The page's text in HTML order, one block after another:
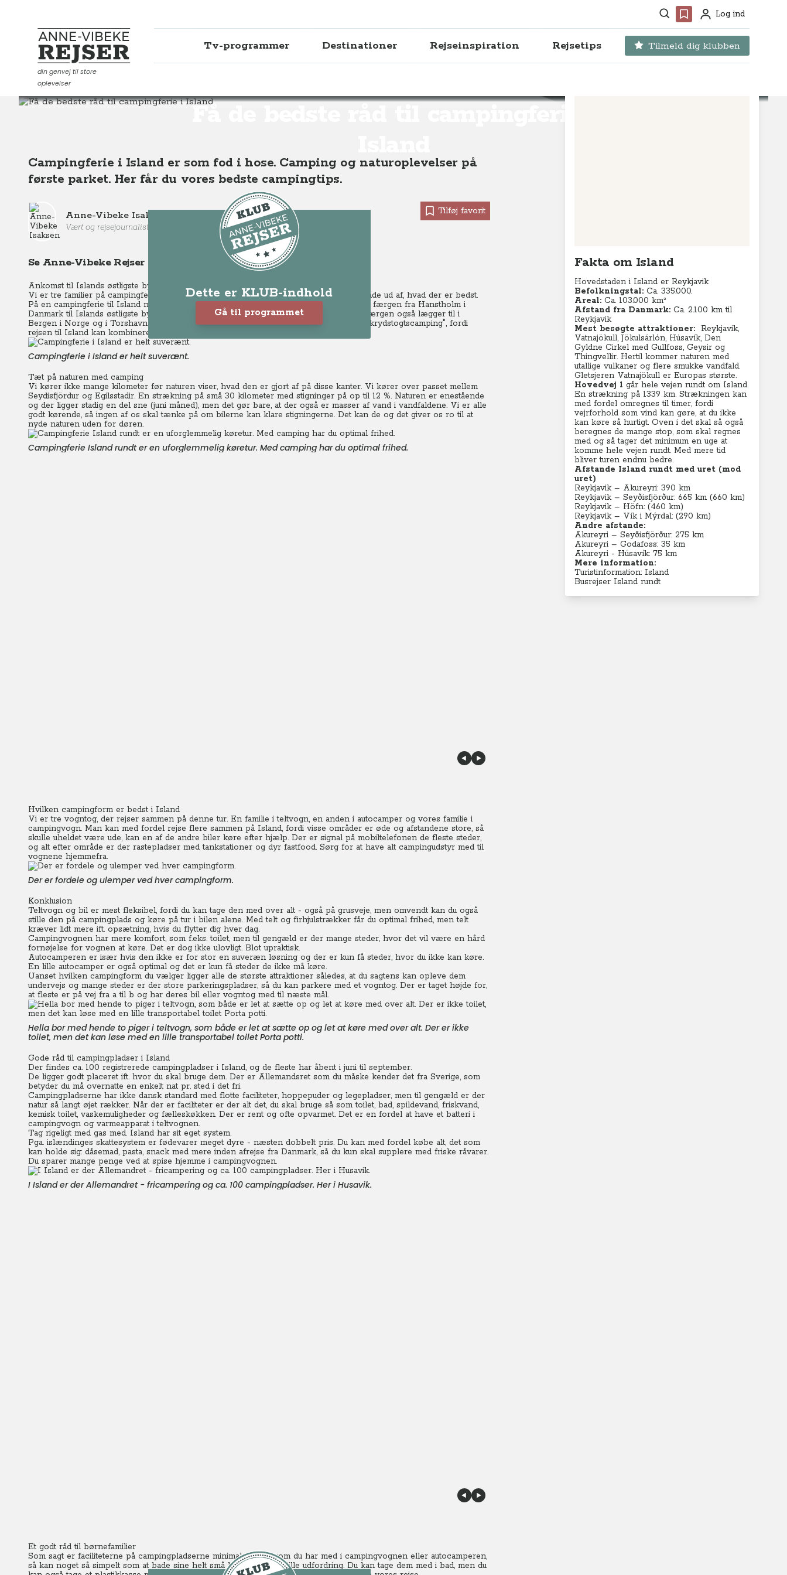
Søg Favoritter
ProfilLog ind
Anne-Vibeke Rejser
din genvej til store
oplevelser
Tv-programmer Destinationer Rejseinspiration Rejsetips Tilmeld dig klubben
Få de bedste råd til campingferie i
Destinationer
Campingferie i Island er som fod i hose. Camping og naturoplevelser på
første parket. Her får du vores bedste campingtips.
Anne-Vibeke Isaksen
Vært og rejsejournalist
Tilføj favorit
Se Anne-Vibeke Rejser – Island rundt
Dette er KLUB-indhold
Gå til programmet
Ankomst til Islands østligste by Seydisfjördur
Vi er tre familier på campingferie i Island og vi camperer på hver vores måde for at finde ud af, hvad der er bedst.
På en campingferie til Island når du at komme godt ned i tempo, før du ankommer med færgen fra Hanstholm i
Danmark til Islands østligste by Seydisfjördur. Det tager nemlig godt et par dage, fordi færgen også lægger til i
Bergen i Norge og i Torshavn på Færøerne. Man kan næsten kalde det kalde det for "krydstogtscamping", fordi
rejsen til Island kan kombineres med andre lande i det nordlige Atlanterhav.
Campingferie i Island er helt suverænt.
Tæt på naturen med camping
Vi kører ikke mange kilometer før naturen viser, hvad den er gjort af på disse kanter. Vi kører over passet mellem
Seydisfjördur og Egilsstadir. En strækning på små 30 kilometer med stigninger på op til 12 %. Naturen er enestående
og der ligger stadig en del sne (juni måned), men det gør bare, at der også er masser af vand i vandfaldene. Vi er alle
godt kørende, så ingen af os skal tænke på om bilerne kan klare stigningerne. Det kan de og det giver os ro til at
nyde naturen uden for døren.
Campingferie Island rundt er en uforglemmelig køretur. Med camping har du optimal frihed.
Hvilken campingform er bedst i Island
Vi er tre vogntog, der rejser sammen på denne tur. En familie i teltvogn, en anden i autocamper og vores familie i
campingvogn. Man kan med fordel rejse flere sammen på Island, fordi visse områder er øde og afstandene store, så
skulle uheldet være ude, kan en af de andre biler køre efter hjælp. Der er signal på mobiltelefonen de fleste steder,
og alt efter område er der rastepladser med tankstationer og dyr fastfood. Sørg for at have alt campingudstyr med til
vognene hjemmefra.
Der er fordele og ulemper ved hver campingform.
Konklusion
Teltvogn og bil er mest fleksibel, fordi du kan tage den med over alt - også på grusveje, men omvendt kan du også
stille den på campingplads og køre på tur i bilen alene. Med telt og firhjulstrækker får du optimal frihed, men telt
kræver lidt mere ift. opsætning, hvis du flytter dig hver dag.
Campingvognen har mere komfort, som f.eks. toilet, men til gengæld er der mange steder, hvor det vil være en hård
fornøjelse for vognen at køre. Det er dog ikke ulovligt. Blot upraktisk.
Autocamperen er især hvis den ikke er for stor en suveræn løsning og der er kun få steder, hvor du ikke kan køre.
En lille autocamper er også optimal og det er kun få steder de ikke må køre.
Uanset hvilken campingform du vælger ligger alle de største attraktioner således, at du sagtens kan opleve dem
undervejs og mange steder er der store parkeringspladser, så du kan parkere med et vogntog. Der er taget højde for,
at fleste er på vej fra a til b og har deres bil eller vogntog med til næste mål.
Hella bor med hende to piger i teltvogn, som både er let at sætte op og let at køre med over alt. Der er ikke
toilet, men det kan løse med en lille transportabel toilet Porta potti.
Gode råd til campingpladser i Island
Der findes ca. 100 registrerede campingpladser i Island, og de fleste har åbent i juni til september.
De ligger godt placeret ift. hvor du skal bruge dem. Der er Allemandsret som du måske kender det fra Sverige, som
betyder du må overnatte en enkelt nat pr. sted i det fri.
Campingpladserne har ikke dansk standard med flotte faciliteter, hoppepuder og legepladser, men til gengæld er der
natur så langt øjet rækker. Når der er faciliteter er der alt det, du skal bruge så som toilet, bad, spildevand, friskvand,
kemisk toilet, vaskemuligheder og fælleskøkken. Der er rent og ofte opvarmet. Det er en fordel at have et batteri i
campingvogn og varmeapparat i teltvognen.
Tag rigeligt med gas med. Island har sit eget system.
Pga. islændinges skattesystem er fødevarer meget dyre - næsten dobbelt pris. Du kan med fordel købe alt, det som
kan holde sig: dåsemad, pasta, snack med mere inden afrejse fra Danmark, så du kun skal supplere med friske råvarer.
Du sparer mange penge ved at spise hjemme i campingvognen.
I Island er der Allemandret - fricampering og ca. 100 campingpladser. Her i Husavik.
Et godt råd til børnefamilier
Som sagt er faciliteterne på campingpladserne minimale og selvom du har med i campingvognen eller autocamperen,
så kan noget så simpelt som at bade sine helt små børn være en lille udfordring. Du kan tage dem med i bad, men du
Fakta om Island
Hovedstaden i Island er Reykjavik
Befolkningstal: Ca. 335.000.
Areal: Ca. 103.000 km²
Afstand fra Danmark: Ca. 2.100 km til
Reykjavik
Mest besøgte attraktioner: Reykjavik,
Vatnajökull, Jökulsárlón, Húsavík, Den
Gyldne Cirkel med Gullfoss, Geysir og
Thingvellir. Hertil kommer naturen med
utallige vulkaner og flere smukke vandfald.
Gletsjeren Vatnajökull er Europas største.
Hovedvej 1går hele vejen rundt om Island.
En strækning på 1339 km. Strækningen kan
med fordel omregnes til timer, fordi
vejrforhold som vind kan gøre, at du ikke
kan køre så hurtigt. Oven i det skal så også
beregnes de mange stop, som skal regnes
med og så tager det minimum en uge at
komme hele vejen rundt. Med mere tid
bliver turen endnu bedre.
Afstande Island rundt med uret (mod
uret)
Reykjavik – Akureyri: 390 km
Reykjavik – Seyðisfjörður: 665 km (660 km)
Reykjavik – Höfn: (460 km)
Reykjavik – Vík i Mýrdal: (290 km)
Andre afstande:
Akureyri – Seyðisfjörður: 275 km
Akureyri – Godafoss: 35 km
Akureyri - Húsavík: 75 km
Mere information:
Turistinformation: Island
Busrejser Island rundt